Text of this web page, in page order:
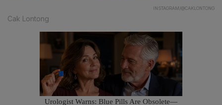
INSTAGRAM/@CAKLONTONG
Cak Lontong